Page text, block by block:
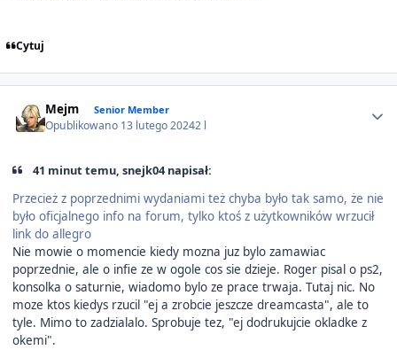
Cytuj
Mejm Senior Member
Opublikowano 13 lutego 20242 l
41 minut temu, snejk04 napisał:
Przecież z poprzednimi wydaniami też chyba było tak samo, że nie
było oficjalnego info na forum, tylko ktoś z użytkowników wrzucił
link do allegro
Nie mowie o momencie kiedy mozna juz bylo zamawiac
poprzednie, ale o infie ze w ogole cos sie dzieje. Roger pisal o ps2,
konsolka o saturnie, wiadomo bylo ze prace trwaja. Tutaj nic. No
moze ktos kiedys rzucil "ej a zrobcie jeszcze dreamcasta", ale to
tyle. Mimo to zadzialalo. Sprobuje tez, "ej dodrukujcie okladke z
okemi".